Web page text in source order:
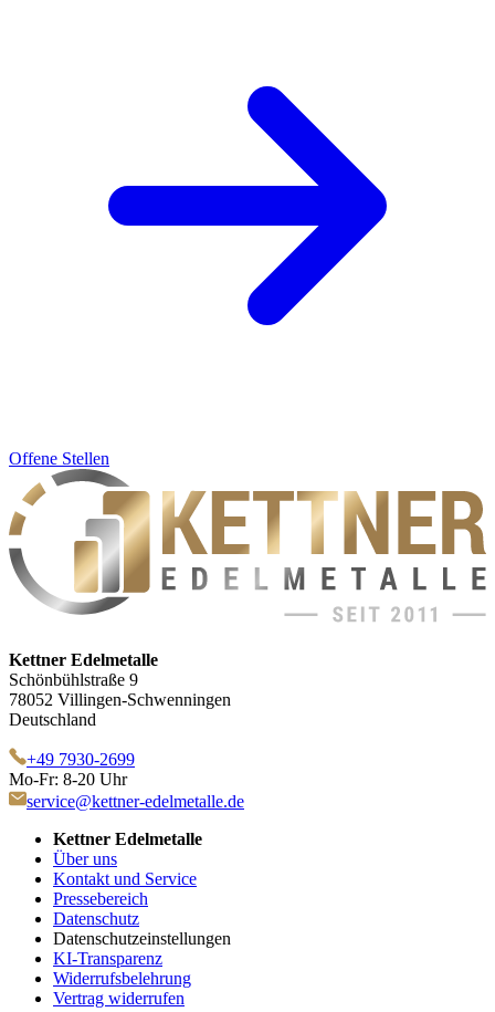
Offene Stellen
Kettner Edelmetalle
Schönbühlstraße 9
78052 Villingen-Schwenningen
Deutschland
+49 7930-2699
Mo-Fr: 8-20 Uhr
service@kettner-edelmetalle.de
Kettner Edelmetalle
Über uns
Kontakt und Service
Pressebereich
Datenschutz
Datenschutzeinstellungen
KI-Transparenz
Widerrufsbelehrung
Vertrag widerrufen